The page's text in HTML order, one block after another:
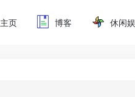
主页 博客 休闲